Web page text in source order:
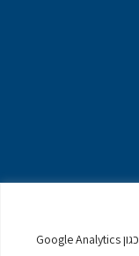
באתר נעשה שימוש בקובצי Cookies וכלים חיצוניים כגון Google Analytics